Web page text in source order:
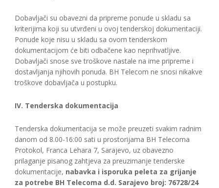
Dobavljači su obavezni da pripreme ponude u skladu sa
kriterijima koji su utvrđeni u ovoj tenderskoj dokumentaciji.
Ponude koje nisu u skladu sa ovom tenderskom
dokumentacijom će biti odbačene kao neprihvatljive.
Dobavljači snose sve troškove nastale na ime pripreme i
dostavljanja njihovih ponuda. BH Telecom ne snosi nikakve
troškove dobavljača u postupku.
IV. Tenderska dokumentacija
Tenderska dokumentacija se može preuzeti svakim radnim
danom od 8.00-16:00 sati u prostorijama BH Telecoma
Protokol, Franca Lehara 7, Sarajevo, uz obavezno
prilaganje pisanog zahtjeva za preuzimanje tenderske
dokumentacije, nabavka i isporuka peleta za grijanje
za potrebe BH Telecoma d.d. Sarajevo broj: 76728/24